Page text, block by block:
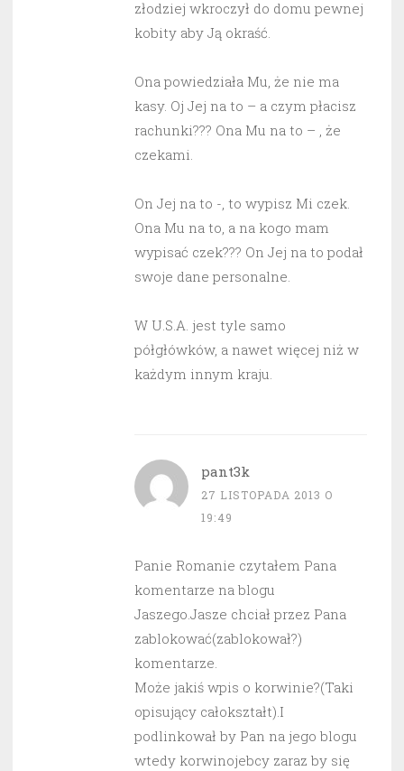
złodziej wkroczył do domu pewnej
kobity aby Ją okraść.
Ona powiedziała Mu, że nie ma
kasy. Oj Jej na to – a czym płacisz
rachunki??? Ona Mu na to – , że
czekami.
On Jej na to -, to wypisz Mi czek.
Ona Mu na to, a na kogo mam
wypisać czek??? On Jej na to podał
swoje dane personalne.
W U.S.A. jest tyle samo
półgłówków, a nawet więcej niż w
każdym innym kraju.
pant3k
27 LISTOPADA 2013 O
19:49
Panie Romanie czytałem Pana
komentarze na blogu
Jaszego.Jasze chciał przez Pana
zablokować(zablokował?)
komentarze.
Może jakiś wpis o korwinie?(Taki
opisujący całokształt).I
podlinkował by Pan na jego blogu
wtedy korwinojebcy zaraz by się